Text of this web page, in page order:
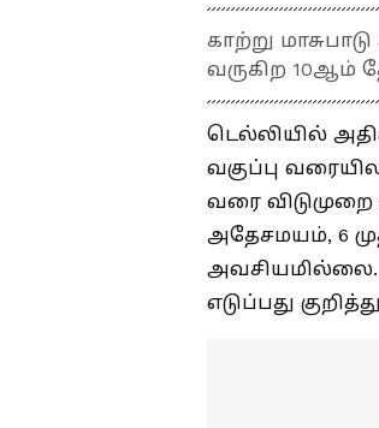
காற்று
வருகிற 10ஆம்
டெல்லியில்
வகுப்பு
வரை
அதேசமயம், 6
எடுப்பது